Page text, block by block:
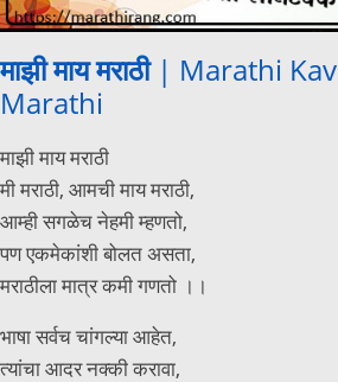
माझी माय मराठी| Marathi
Marathi
माझी माय मराठी
मी मराठी, आमची माय मराठी,
आम्ही सगळेच नेहमी म्हणतो,
पण एकमेकांशी बोलत असता,
मराठीला मात्र कमी गणतो ।।
भाषा सर्वच चांगल्या आहेत,
त्यांचा आदर नक्की करावा,